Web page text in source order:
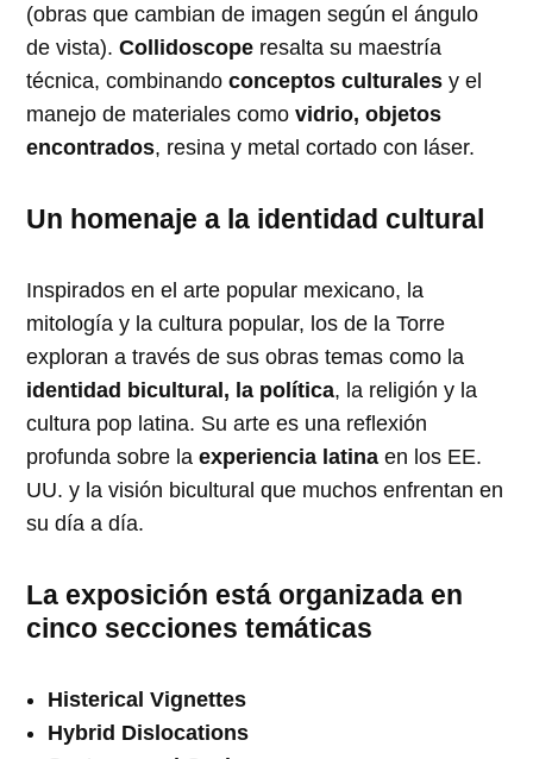
(obras que cambian de imagen según el ángulo
de vista).Collidoscope resalta su maestría
técnica, combinandoconceptos culturales y el
manejo de materiales comovidrio, objetos
encontrados, resina y metal cortado con láser.
Un homenaje a la identidad cultural
Inspirados en el arte popular mexicano, la
mitología y la cultura popular, los de la Torre
exploran a través de sus obras temas como la
identidad bicultural, la política, la religión y la
cultura pop latina. Su arte es una reflexión
profunda sobre laexperiencia latina en los EE.
UU. y la visión bicultural que muchos enfrentan en
su día a día.
La exposición está organizada en
cinco secciones temáticas
Histerical Vignettes
Hybrid Dislocations